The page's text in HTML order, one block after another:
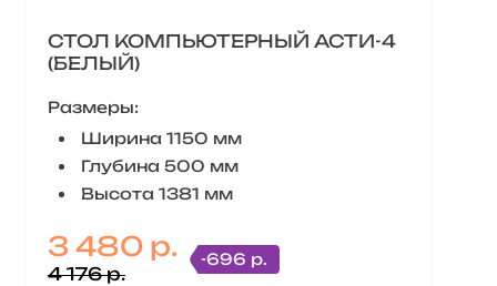
СТОЛ КОМПЬЮТЕРНЫЙ АСТИ-4
(БЕЛЫЙ)
Размеры:
Ширина 1150 мм
Глубина 500 мм
Высота 1381 мм
3 480 р.
4 176 р.
-696 р.